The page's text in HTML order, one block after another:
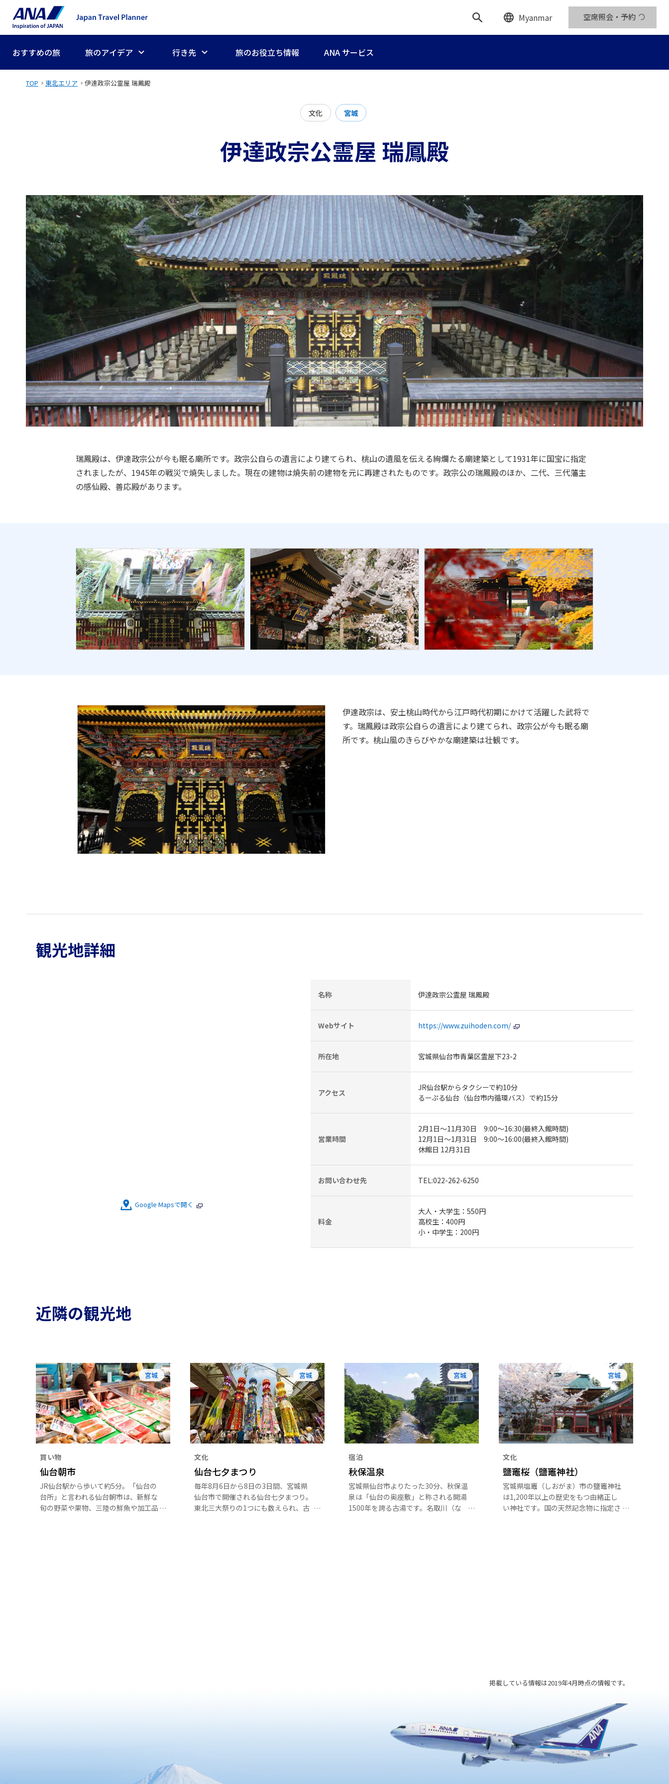
Myanmar 空席照会・予約
おすすめの旅 旅のアイデア 行き先 旅のお役立ち情報 ANA サービス
TOP 東北エリア 伊達政宗公霊屋 瑞鳳殿
文化 宮城
伊達政宗公霊屋 瑞鳳殿
瑞鳳殿は、伊達政宗公が今も眠る廟所です。政宗公自らの遺言により建てられ、桃山の遺風を伝える絢爛たる廟建築として1931年に国宝に指定
されましたが、1945年の戦災で焼失しました。現在の建物は焼失前の建物を元に再建されたものです。政宗公の瑞鳳殿のほか、二代、三代藩主
の感仙殿、善応殿があります。
伊達政宗は、安土桃山時代から江戸時代初期にかけて活躍した武将で
す。瑞鳳殿は政宗公自らの遺言により建てられ、政宗公が今も眠る廟
所です。桃山風のきらびやかな廟建築は壮観です。
観光地詳細
Google Mapsで開く
名称 伊達政宗公霊屋 瑞鳳殿
Webサイト https://www.zuihoden.com/
所在地 宮城県仙台市青葉区霊屋下23-2
アクセス
JR仙台駅からタクシーで約10分
るーぷる仙台（仙台市内循環バス）で約15分
営業時間
2月1日～11月30日 9:00～16:30(最終入館時間)
12月1日～1月31日 9:00～16:00(最終入館時間)
休館日 12月31日
お問い合わせ先 TEL:022-262-6250
料金
大人・大学生：550円
高校生：400円
小・中学生：200円
近隣の観光地
宮城
買い物
仙台朝市
JR仙台駅から歩いて約5分。「仙台の
台所」と言われる仙台朝市は、新鮮な
旬の野菜や果物、三陸の鮮魚や加工品
宮城
文化
仙台七夕まつり
毎年8月6日から8日の3日間、宮城県
仙台市で開催される仙台七夕まつり。
東北三大祭りの1つにも数えられ、古
宮城
宿泊
秋保温泉
宮城県仙台市よりたった30分、秋保温
泉は「仙台の奥座敷」と称される開湯
1500年を誇る古湯です。名取川（な
宮城
文化
鹽竈桜（鹽竈神社）
宮城県塩竈（しおがま）市の鹽竈神社
は1,200年以上の歴史をもつ由緒正し
い神社です。国の天然記念物に指定さ
掲載している情報は2019年4月時点の情報です。